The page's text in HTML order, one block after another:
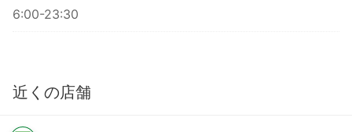
6:00-23:30
近くの店舗